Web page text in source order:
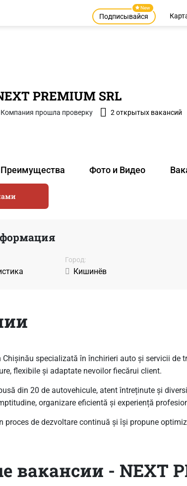
New
Подписывайся
PREMIUM SRL
Компания прошла проверку 2 открытых вакансий
Преимущества Фото и Видео
Город:
Кишинёв
specializată în închirieri auto și servicii
flexibile și adaptate nevoilor fiecărui client.
din 20 de autovehicule, atent întreținute și
organizare eficientă și experiență
proces de dezvoltare continuă și își propune
вакансии - NEXT